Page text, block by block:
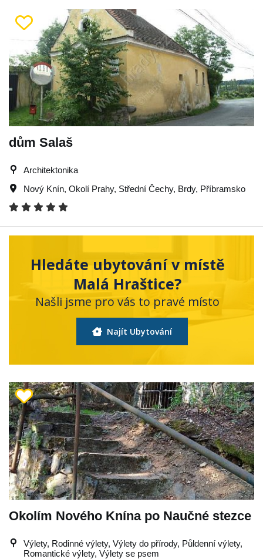
dům Salaš
Architektonika
Nový Knín, Okolí Prahy, Střední Čechy, Brdy, Příbramsko
Hledáte ubytování v místě
Malá Hraštice?
Našli jsme pro vás to pravé místo
Najít Ubytování
Okolím Nového Knína po Naučné stezce
Výlety, Rodinné výlety, Výlety do přírody, Půldenní výlety,
Romantické výlety, Výlety se psem